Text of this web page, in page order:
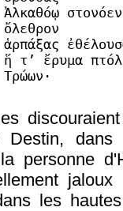
Ἀλκαθόῳ
ὄλεθρον
ἁρπάξας
ἥ τ’ ἔρυμα
Τρώων·
Destin, dans
personne
les